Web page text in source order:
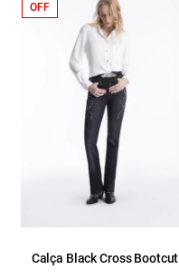
Calça Black Cross Bootcut
OFF